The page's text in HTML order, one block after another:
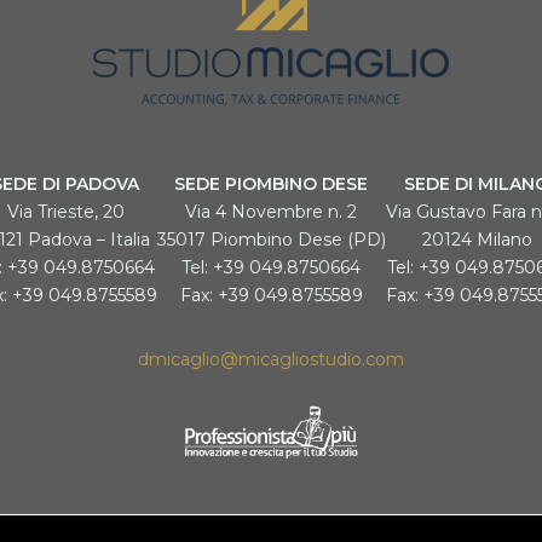
DI PADOVA
Via Trieste, 20
Padova – Italia
+39 049.8750664
+39 049.8755589
SEDE PIOMBINO DESE
Via 4 Novembre n. 2
35017 Piombino Dese (PD)
Tel: +39 049.8750664
Fax: +39 049.8755589
SEDE DI
Via Gustavo Fara
20124 Milano
Tel: +39
Fax: +39
dmicaglio@micagliostudio.com